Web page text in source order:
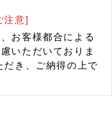
注意]
お客様都合による
いただいておりま
だき、ご納得の上で